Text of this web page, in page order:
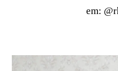
em: